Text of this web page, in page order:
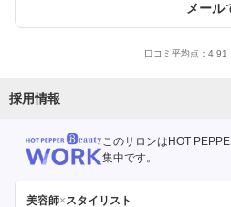
メール
口コミ平均点： 4.91
採用情報
このサロンはHOT
集中です。
美容師×スタイリスト